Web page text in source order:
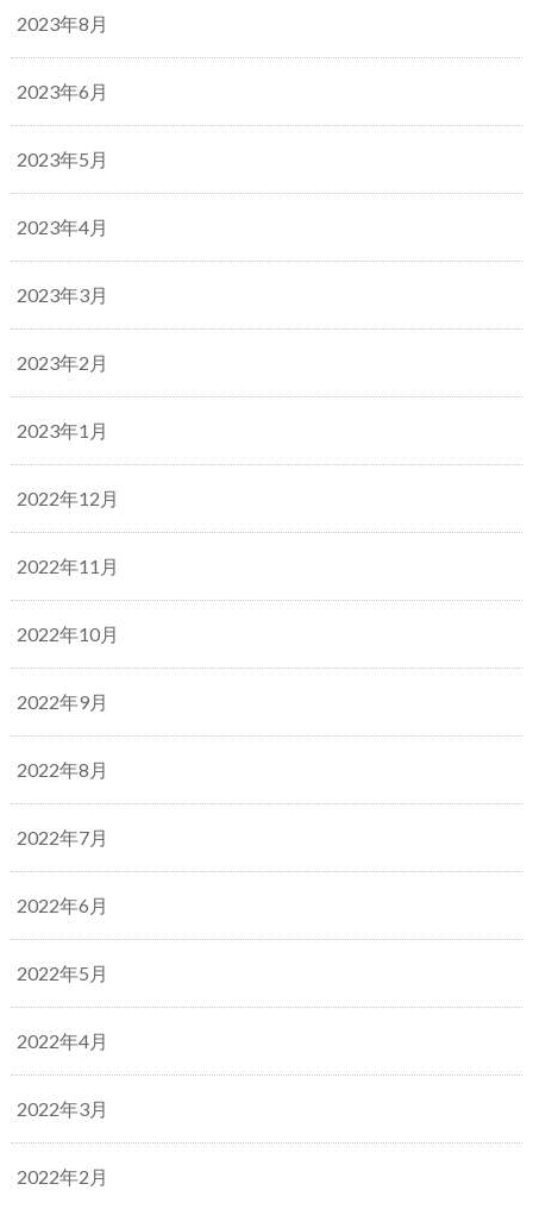
2023年8月
2023年6月
2023年5月
2023年4月
2023年3月
2023年2月
2023年1月
2022年12月
2022年11月
2022年10月
2022年9月
2022年8月
2022年7月
2022年6月
2022年5月
2022年4月
2022年3月
2022年2月